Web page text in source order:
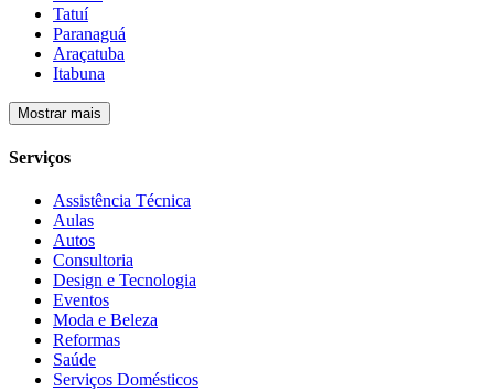
Tatuí
Paranaguá
Araçatuba
Itabuna
Mostrar mais
Serviços
Assistência Técnica
Aulas
Autos
Consultoria
Design e Tecnologia
Eventos
Moda e Beleza
Reformas
Saúde
Serviços Domésticos